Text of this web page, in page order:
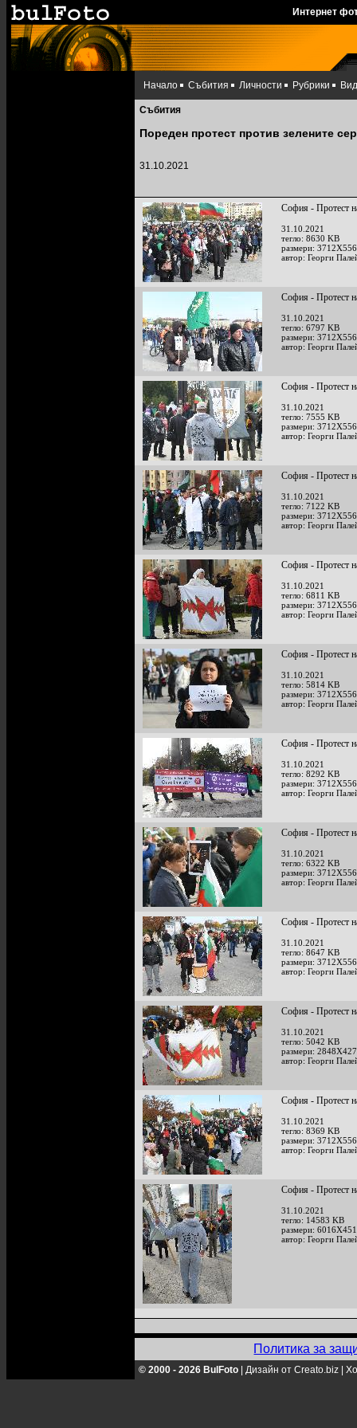
Интернет
Начало Събития Личности Рубрики
Събития
Пореден протест против зелените
31.10.2021
София - Протест
31.10.2021
тегло: 8630 KB
размери:
автор: Георги
София - Протест
31.10.2021
тегло: 6797 KB
размери:
автор: Георги
София - Протест
31.10.2021
тегло: 7555 KB
размери:
автор: Георги
София - Протест
31.10.2021
тегло: 7122 KB
размери:
автор: Георги
София - Протест
31.10.2021
тегло: 6811 KB
размери:
автор: Георги
София - Протест
31.10.2021
тегло: 5814 KB
размери:
автор: Георги
София - Протест
31.10.2021
тегло: 8292 KB
размери:
автор: Георги
София - Протест
31.10.2021
тегло: 6322 KB
размери:
автор: Георги
София - Протест
31.10.2021
тегло: 8647 KB
размери:
автор: Георги
София - Протест
31.10.2021
тегло: 5042 KB
размери:
автор: Георги
София - Протест
31.10.2021
тегло: 8369 KB
размери:
автор: Георги
София - Протест
31.10.2021
тегло: 14583 KB
размери:
автор: Георги
Политика за
© 2000 - 2026 BulFoto Дизайн от Creato.biz